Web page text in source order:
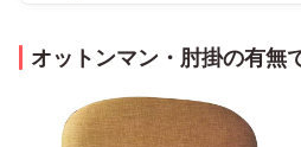
オットンマン・肘掛の有無